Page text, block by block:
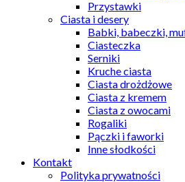
Przystawki
Ciasta i desery
Babki, babeczki,
Ciasteczka
Serniki
Kruche ciasta
Ciasta drożdżowe
Ciasta z kremem
Ciasta z owocami
Rogaliki
Pączki i faworki
Inne słodkości
Kontakt
Polityka prywatności